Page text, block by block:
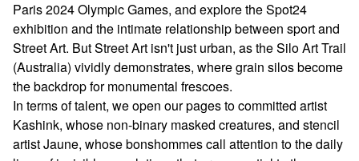
Paris 2024 Olympic Games, and explore the Spot24
exhibition and the intimate relationship between sport and
Street Art. But Street Art isn't just urban, as the Silo Art Trail
(Australia) vividly demonstrates, where grain silos become
the backdrop for monumental frescoes.
In terms of talent, we open our pages to committed artist
Kashink, whose non-binary masked creatures, and stencil
artist Jaune, whose bonshommes call attention to the daily